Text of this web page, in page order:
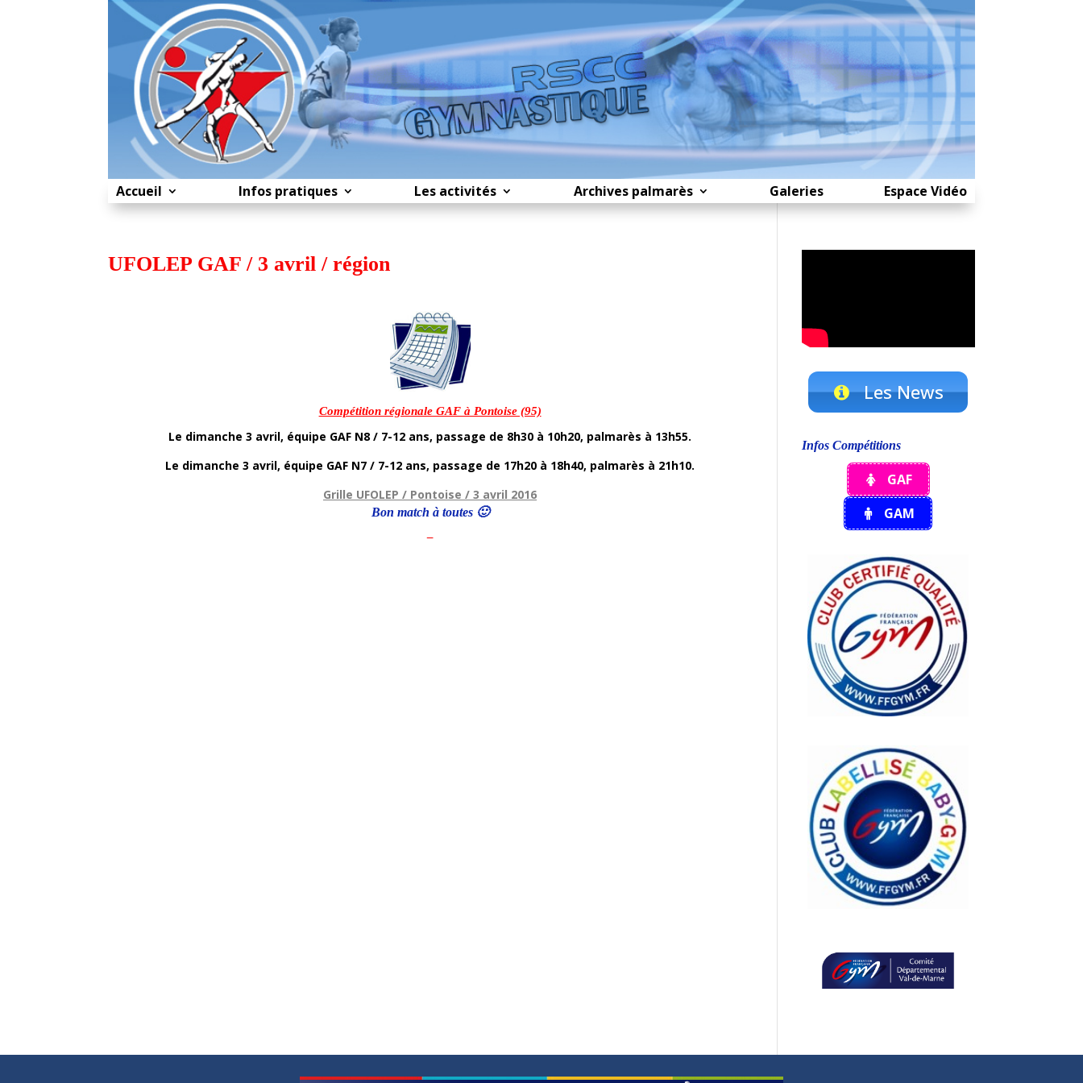
Accueil Infos pratiques Les activités Archives palmarès Galeries Espace Vidéo
UFOLEP GAF / 3 avril / région
Compétition régionale GAF à Pontoise (95)
Le dimanche 3 avril, équipe GAF N8 / 7-12 ans, passage de 8h30 à 10h20, palmarès à 13h55.
Le dimanche 3 avril, équipe GAF N7 / 7-12 ans, passage de 17h20 à 18h40, palmarès à 21h10.
Grille UFOLEP / Pontoise / 3 avril 2016
Bon match à toutes 🙂
–
Les News
Infos Compétitions
GAF
GAM